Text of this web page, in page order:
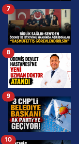
7
8
9
10